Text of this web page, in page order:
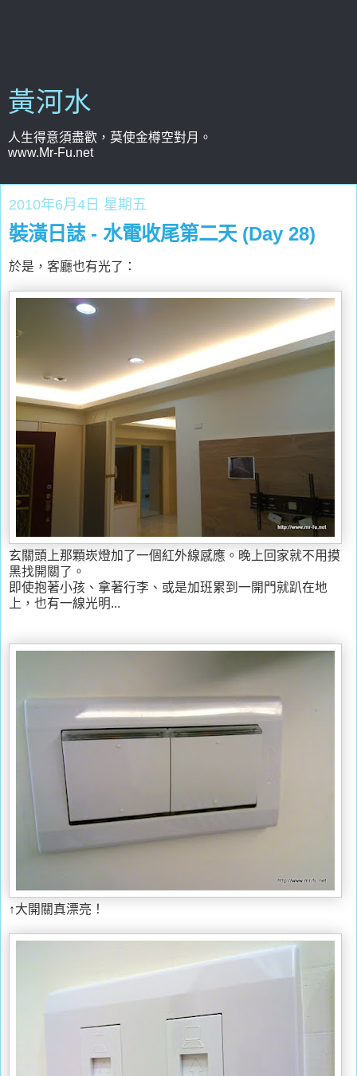
黃河水
人生得意須盡歡，莫使金樽空對月。
www.Mr-Fu.net
2010年6月4日 星期五
裝潢日誌 - 水電收尾第二天 (Day 28)
於是，客廳也有光了：
玄關頭上那顆崁燈加了一個紅外線感應。晚上回家就不用摸
黑找開關了。
即使抱著小孩、拿著行李、或是加班累到一開門就趴在地
上，也有一線光明...
↑大開關真漂亮！